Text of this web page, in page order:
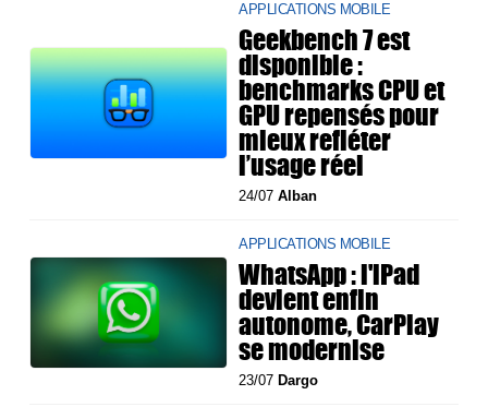
APPLICATIONS MOBILE
Geekbench 7 est
disponible :
benchmarks CPU et
GPU repensés pour
mieux refléter
l’usage réel
24/07Alban
APPLICATIONS MOBILE
WhatsApp : l'iPad
devient enfin
autonome, CarPlay
se modernise
23/07 Dargo